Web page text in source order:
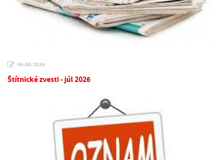
06.08.2026
Štítnické zvesti - júl 2026